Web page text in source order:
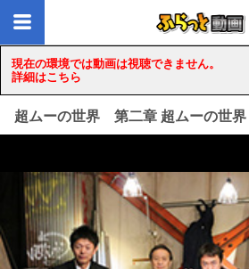
現在の環境では動画は視聴できません。
詳細はこちら
超ムーの世界 第二章 超ムーの世界